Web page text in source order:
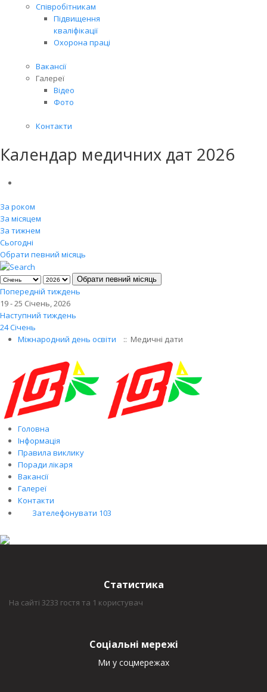
Співробітникам
Підвищення
кваліфікації
Охорона праці
Вакансії
Галереї
Відео
Фото
Контакти
Календар медичних дат 2026
За роком
За місяцем
За тижнем
Сьогодні
Обрати певний місяць
Обрати певний місяць
Попередній тиждень
19 - 25 Січень, 2026
Наступний тиждень
24 Січень
Міжнародний день освіти
:: Медичні дати
Головна
Інформація
Правила виклику
Поради лікаря
Вакансії
Галереї
Контакти
Зателефонувати 103
Статистика
На сайті 3233 гостя та 1 користувач
Соціальні мережі
Ми у соцмережах